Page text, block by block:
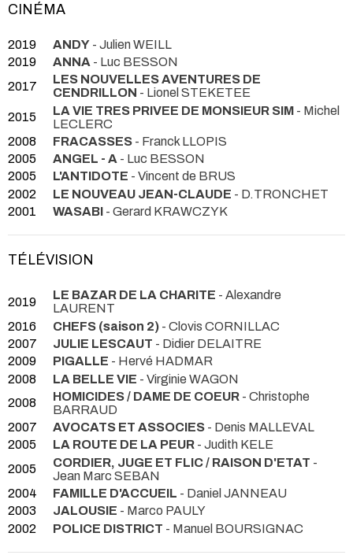
CINÉMA
2019 ANDY - Julien WEILL
2019
ANNA - Luc BESSON
2017
LES NOUVELLES AVENTURES DE
CENDRILLON - Lionel STEKETEE
2015
LA VIE TRES PRIVEE DE MONSIEUR SIM - Michel
LECLERC
2008
FRACASSES - Franck LLOPIS
2005
ANGEL - A - Luc BESSON
2005
L'ANTIDOTE - Vincent de BRUS
2002
LE NOUVEAU JEAN-CLAUDE - D.TRONCHET
2001
WASABI - Gerard KRAWCZYK
TÉLÉVISION
2019 LE BAZAR DE LA CHARITE - Alexandre
LAURENT
2016
CHEFS (saison 2) - Clovis CORNILLAC
2007
JULIE LESCAUT - Didier DELAITRE
2009
PIGALLE - Hervé HADMAR
2008
LA BELLE VIE - Virginie WAGON
2008
HOMICIDES / DAME DE COEUR - Christophe
BARRAUD
2007
AVOCATS ET ASSOCIES - Denis MALLEVAL
2005
LA ROUTE DE LA PEUR - Judith KELE
2005
CORDIER, JUGE ET FLIC / RAISON D'ETAT -
Jean Marc SEBAN
2004
FAMILLE D'ACCUEIL - Daniel JANNEAU
2003
JALOUSIE - Marco PAULY
2002
POLICE DISTRICT - Manuel BOURSIGNAC